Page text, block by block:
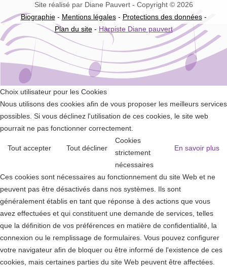
Site réalisé par Diane Pauvert - Copyright © 2026
Biographie- Mentions légales- Protections des données-
Plan du site- Harpiste Diane pauvert
Choix utilisateur pour les Cookies
Nous utilisons des cookies afin de vous proposer les meilleurs services
possibles. Si vous déclinez l'utilisation de ces cookies, le site web
pourrait ne pas fonctionner correctement.
Tout accepter Tout décliner En savoir plus
Cookies
strictement
nécessaires
Ces cookies sont nécessaires au fonctionnement du site Web et ne
peuvent pas être désactivés dans nos systèmes. Ils sont
généralement établis en tant que réponse à des actions que vous
avez effectuées et qui constituent une demande de services, telles
que la définition de vos préférences en matière de confidentialité, la
connexion ou le remplissage de formulaires. Vous pouvez configurer
votre navigateur afin de bloquer ou être informé de l'existence de ces
cookies, mais certaines parties du site Web peuvent être affectées.